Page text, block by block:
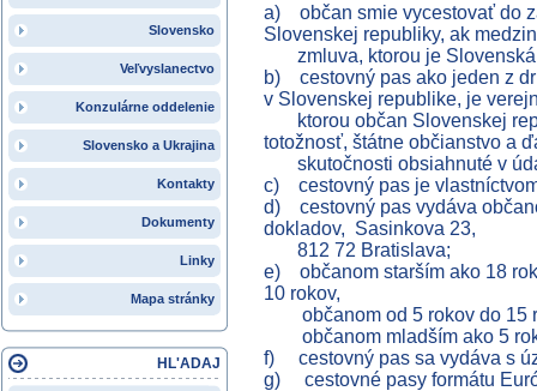
Slovensko
Veľvyslanectvo
Konzulárne oddelenie
Slovensko a Ukrajina
Kontakty
Dokumenty
Linky
Mapa stránky
HL'ADAJ
a) občan smie vycestovať do
Slovenskej republiky, ak
zmluva, ktorou je Slovenská
b) cestovný pas ako jeden z
v Slovenskej republike, je
ktorou občan Slovenskej
totožnosť, štátne občianstvo a
skutočnosti obsiahnuté v
c) cestovný pas je
d) cestovný pas vydáva
dokladov, Sasinkova 23,
812 72 Bratislava;
e) občanom starším ako 18
10 rokov,
občanom od 5 rokov do 15
občanom mladším ako 5
f) cestovný pas sa vydáva s
g) cestovné pasy formátu